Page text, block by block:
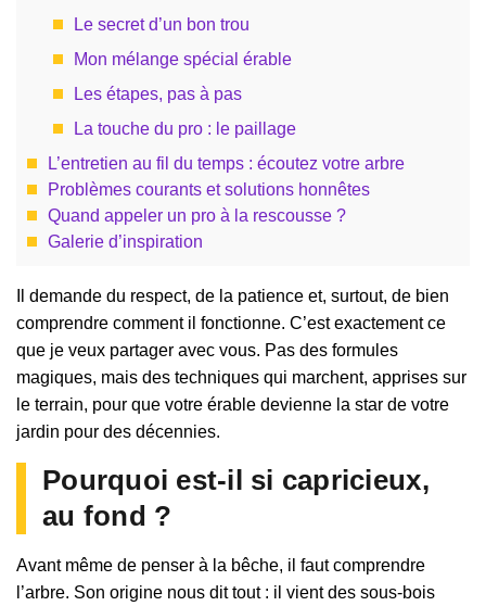
Le secret d’un bon trou
Mon mélange spécial érable
Les étapes, pas à pas
La touche du pro : le paillage
L’entretien au fil du temps : écoutez votre arbre
Problèmes courants et solutions honnêtes
Quand appeler un pro à la rescousse ?
Galerie d’inspiration
Il demande du respect, de la patience et, surtout, de bien
comprendre comment il fonctionne. C’est exactement ce
que je veux partager avec vous. Pas des formules
magiques, mais des techniques qui marchent, apprises sur
le terrain, pour que votre érable devienne la star de votre
jardin pour des décennies.
Pourquoi est-il si capricieux,
au fond ?
Avant même de penser à la bêche, il faut comprendre
l’arbre. Son origine nous dit tout : il vient des sous-bois